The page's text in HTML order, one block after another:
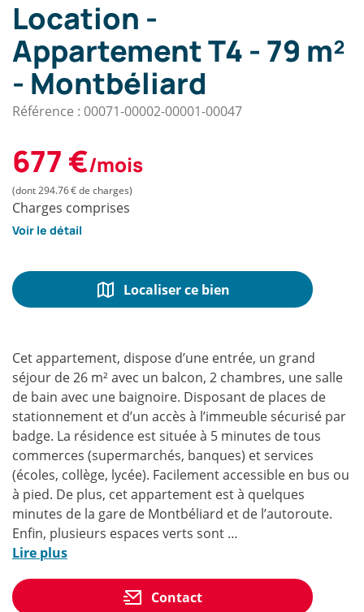
Location -
Appartement T4 - 79 m²
- Montbéliard
Référence : 00071-00002-00001-00047
677 €/mois
(dont 294.76 € de charges)
Charges comprises
Voir le détail
Localiser ce bien
Lire plus(Présentation
Cet appartement, dispose d’une entrée, un grand
séjour de 26 m² avec un balcon, 2 chambres, une salle
de bain avec une baignoire. Disposant de places de
stationnement et d’un accès à l’immeuble sécurisé par
badge. La résidence est située à 5 minutes de tous
commerces (supermarchés, banques) et services
(écoles, collège, lycée). Facilement accessible en bus ou
à pied. De plus, cet appartement est à quelques
minutes de la gare de Montbéliard et de l’autoroute.
Enfin, plusieurs espaces verts sont …
Contact